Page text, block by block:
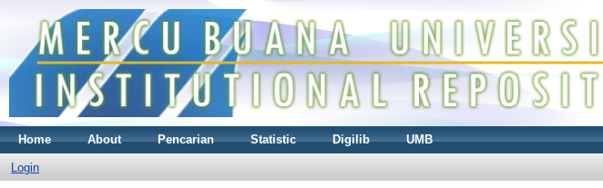
Home About Pencarian Statistic Digilib UMB
Login